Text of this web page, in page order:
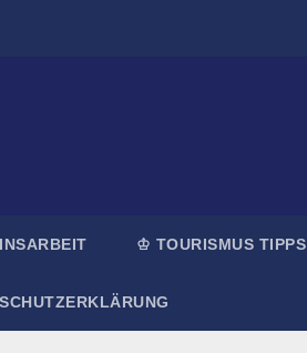
♔ TOURISMUS TIPPS